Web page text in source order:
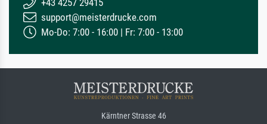
+43 4257 29415
support@meisterdrucke.com
Mo-Do: 7:00 - 16:00 | Fr: 7:00 - 13:00
Kärntner Strasse 46